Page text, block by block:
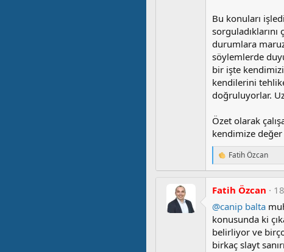
Bu konuları
durumlara
söylemlerde
bir işte
kendilerini
doğruluyorlar.
Özet olarak
kendimize
T
e
p
k
l
e
:
Fatih Özcan
Fatih Özcan
@canip balta
konusunda ki
belirliyor ve
birkaç slayt